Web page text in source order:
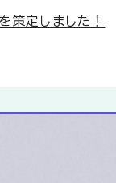
定しました！